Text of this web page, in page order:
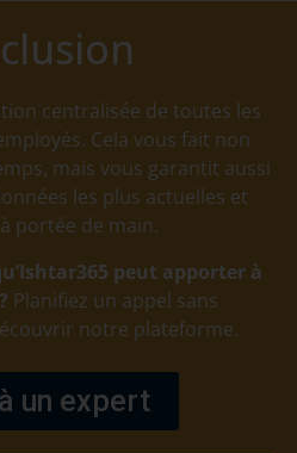
centralisée de toutes les
Cela vous fait non
mais vous garantit aussi
les plus actuelles et
portée de main.
peut apporter à
Planifiez un appel sans
notre plateforme.
un expert